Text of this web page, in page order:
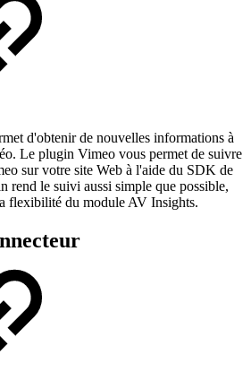
d'obtenir de nouvelles informations à
Le plugin Vimeo vous permet de suivre
sur votre site Web à l'aide du SDK de
rend le suivi aussi simple que possible,
flexibilité du module AV Insights.